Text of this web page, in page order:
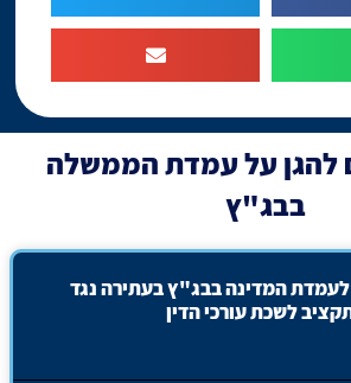
להגן על עמדת הממשלה
בבג"ץ
המדינה בבג"ץ בעתירה נגד
לשכת עורכי הדין